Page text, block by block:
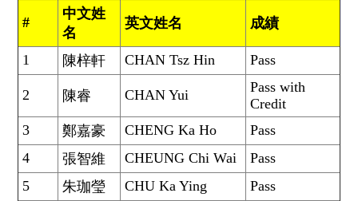
#
中文姓
名
英文姓名 成績
1 陳梓軒 CHAN Tsz Hin Pass
2 陳睿 CHAN Yui
Pass with
Credit
3
鄭嘉豪 CHENG Ka Ho
Pass
4
張智維 CHEUNG Chi Wai
Pass
5
朱珈瑩 CHU Ka Ying Pass